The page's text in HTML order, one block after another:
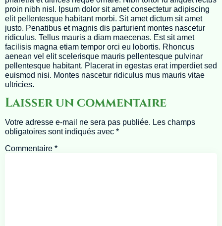
proin nibh nisl. Ipsum dolor sit amet consectetur adipiscing
elit pellentesque habitant morbi. Sit amet dictum sit amet
justo. Penatibus et magnis dis parturient montes nascetur
ridiculus. Tellus mauris a diam maecenas. Est sit amet
facilisis magna etiam tempor orci eu lobortis. Rhoncus
aenean vel elit scelerisque mauris pellentesque pulvinar
pellentesque habitant. Placerat in egestas erat imperdiet sed
euismod nisi. Montes nascetur ridiculus mus mauris vitae
ultricies.
Laisser un commentaire
Votre adresse e-mail ne sera pas publiée. Les champs
obligatoires sont indiqués avec *
Commentaire *